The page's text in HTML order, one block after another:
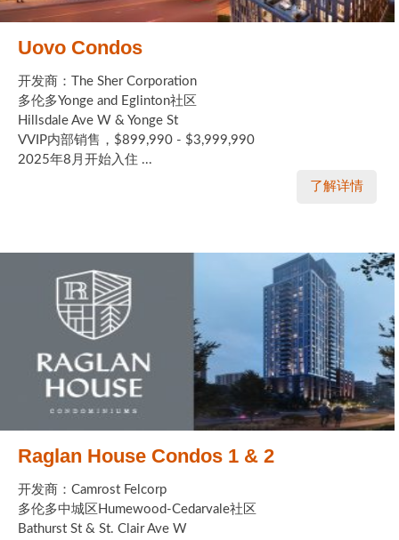
Uovo Condos
开发商：The Sher Corporation
多伦多Yonge and Eglinton社区
Hillsdale Ave W & Yonge St
VVIP内部销售，$899,990 - $3,999,990
2025年8月开始入住 ...
了解详情
Raglan House Condos 1 & 2
开发商：Camrost Felcorp
多伦多中城区Humewood-Cedarvale社区
Bathurst St & St. Clair Ave W